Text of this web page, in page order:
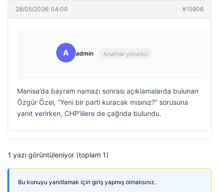
28/05/2026: 04:00 #15906
A admin Anahtar yönetici
Manisa’da bayram namazı sonrası açıklamalarda bulunan
Özgür Özel, “Yeni bir parti kuracak mısınız?” sorusuna
yanıt verirken, CHP’lilere de çağrıda bulundu.
1 yazı görüntüleniyor (toplam 1)
Bu konuyu yanıtlamak için giriş yapmış olmalısınız.